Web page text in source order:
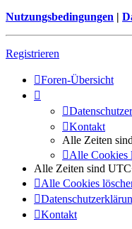
Nutzungsbedingungen |
Registrieren
Foren-Übersicht
Kontakt
Alle Zeiten sind
Alle Cookies
Alle Zeiten sind
Alle Cookies
Kontakt